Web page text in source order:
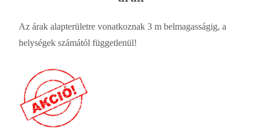
Az árak alapterületre vonatkoznak 3 m belmagasságig, a
helységek számától függetlenül!